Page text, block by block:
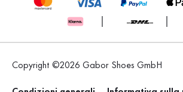
Copyright ©2026 Gabor Shoes GmbH